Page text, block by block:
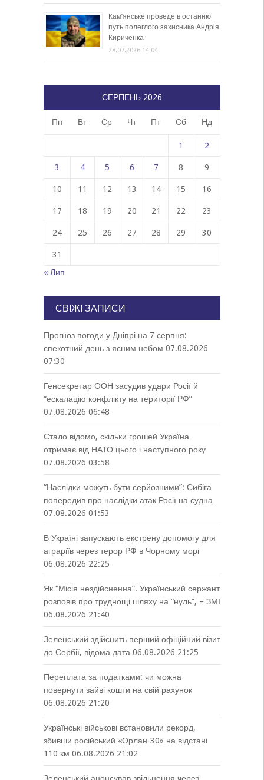
Кам’янське проведе в останню
путь полеглого захисника Андрія
Кириченка
28.07.2026 14:04
СЕРПЕНЬ 2026
Пн Вт Ср Чт Пт Сб Нд
1 2
3 4 5 6 7 8 9
10 11 12 13 14 15 16
17 18 19 20 21 22 23
24 25 26 27 28 29 30
31
« Лип
СВІЖІ ЗАПИСИ
Прогноз погоди у Дніпрі на 7 серпня:
спекотний день з ясним небом 07.08.2026
07:30
Генсекретар ООН засудив удари Росії й
“ескалацію конфлікту на території РФ”
07.08.2026 06:48
Стало відомо, скільки грошей Україна
отримає від НАТО цього і наступного року
07.08.2026 03:58
“Наслідки можуть бути серйозними”: Сибіга
попередив про наслідки атак Росії на судна
07.08.2026 01:53
В Україні запускають екстрену допомогу для
аграріїв через терор РФ в Чорному морі
06.08.2026 22:25
Як “Місія нездійсненна”. Український сержант
розповів про труднощі шляху на “нуль”, – ЗМІ
06.08.2026 21:40
Зеленський здійснить перший офіційний візит
до Сербії, відома дата 06.08.2026 21:25
Переплата за податками: чи можна
повернути зайві кошти на свій рахунок
06.08.2026 21:20
Українські військові встановили рекорд,
збивши російський «Орлан-30» на відстані
110 км 06.08.2026 21:02
Зеленський анонсував звільнення через